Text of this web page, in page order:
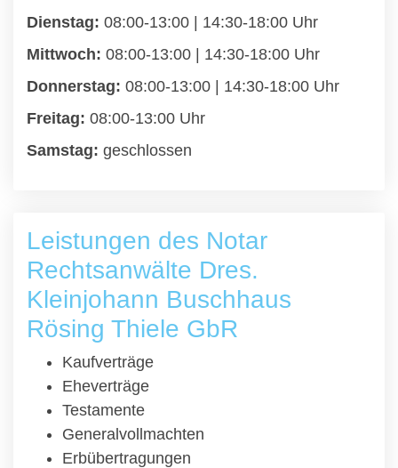
Dienstag: 08:00-13:00 | 14:30-18:00 Uhr
Mittwoch: 08:00-13:00 | 14:30-18:00 Uhr
Donnerstag: 08:00-13:00 | 14:30-18:00 Uhr
Freitag: 08:00-13:00 Uhr
Samstag: geschlossen
Leistungen des Notar
Rechtsanwälte Dres.
Kleinjohann Buschhaus
Rösing Thiele GbR
Kaufverträge
Eheverträge
Testamente
Generalvollmachten
Erbübertragungen